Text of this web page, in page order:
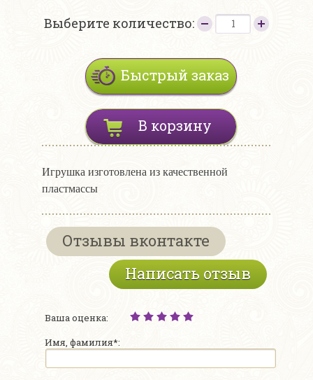
Выберите количество:
Быстрый заказ
В корзину
Игрушка изготовлена из качественной
пластмассы
Отзывы вконтакте
Написать отзыв
Ваша оценка:
Имя, фамилия*: